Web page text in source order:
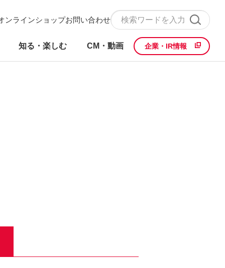
ンラインショップお問い合わせ
知る・楽しむ CM・動画 企業・IR情報